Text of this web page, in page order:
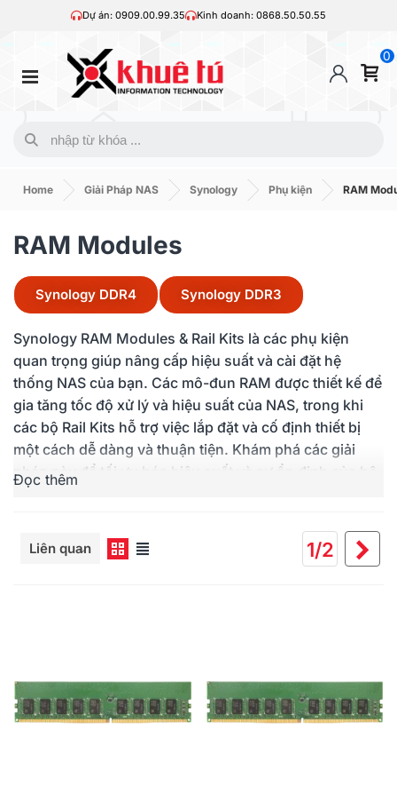
Dự án: 0909.00.99.35 Kinh doanh: 0868.50.50.55
0
Home Giải Pháp NAS Synology Phụ kiện RAM
RAM Modules
Synology DDR4 Synology DDR3
Synology RAM Modules & Rail Kits là các phụ kiện
quan trọng giúp nâng cấp hiệu suất và cài đặt hệ
thống NAS của bạn. Các mô-đun RAM được thiết kế để
gia tăng tốc độ xử lý và hiệu suất của NAS, trong khi
các bộ Rail Kits hỗ trợ việc lắp đặt và cố định thiết bị
một cách dễ dàng và thuận tiện. Khám phá các giải
pháp này để tối ưu hóa hiệu suất và sự ổn định của hệ
Add-in Cards Licenses
Đọc thêm
Liên quan 1/2